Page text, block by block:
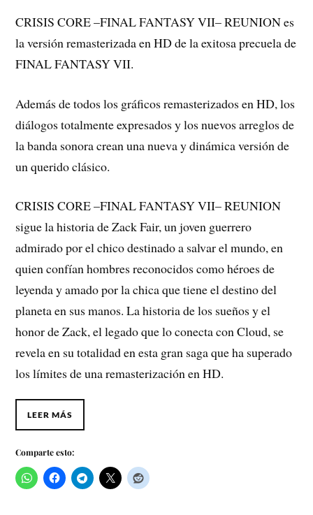
CRISIS CORE –FINAL FANTASY VII– REUNION es
la versión remasterizada en HD de la exitosa precuela de
FINAL FANTASY VII.
Además de todos los gráficos remasterizados en HD, los
diálogos totalmente expresados y los nuevos arreglos de
la banda sonora crean una nueva y dinámica versión de
un querido clásico.
CRISIS CORE –FINAL FANTASY VII– REUNION
sigue la historia de Zack Fair, un joven guerrero
admirado por el chico destinado a salvar el mundo, en
quien confían hombres reconocidos como héroes de
leyenda y amado por la chica que tiene el destino del
planeta en sus manos. La historia de los sueños y el
honor de Zack, el legado que lo conecta con Cloud, se
revela en su totalidad en esta gran saga que ha superado
los límites de una remasterización en HD.
LEER MÁS
Comparte esto: